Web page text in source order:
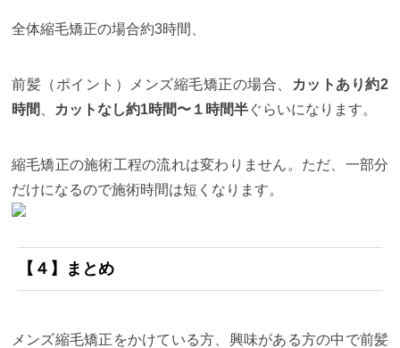
全体縮毛矯正の場合約3時間、
前髪（ポイント）メンズ縮毛矯正の場合、
カットあり約2
時間
カットなし約1時間〜１時間半ぐらいになります。
縮毛矯正の施術工程の流れは変わりません。ただ、一部分
だけになるので施術時間は短くなります。
【４】まとめ
メンズ縮毛矯正をかけている方、興味がある方の中で前髪